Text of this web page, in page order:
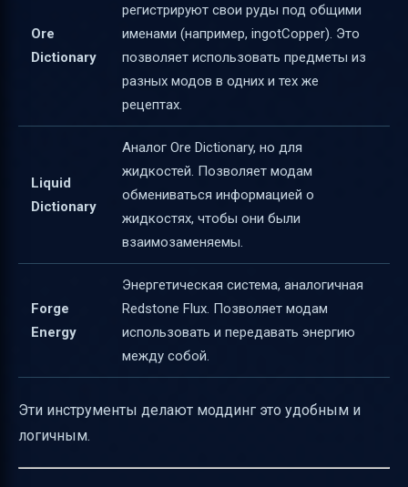
Ore
Dictionary
регистрируют свои руды под общими
именами (например, ingotCopper). Это
позволяет использовать предметы из
разных модов в одних и тех же
рецептах.
Liquid
Dictionary
Аналог Ore Dictionary, но для
жидкостей. Позволяет модам
обмениваться информацией о
жидкостях, чтобы они были
взаимозаменяемы.
Forge
Energy
Энергетическая система, аналогичная
Redstone Flux. Позволяет модам
использовать и передавать энергию
между собой.
Эти инструменты делают моддинг это удобным и
логичным.